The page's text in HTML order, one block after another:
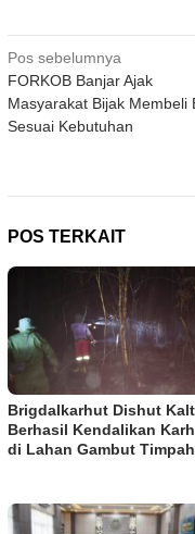
Navigasi
pos
Pos sebelumnya
FORKOB Banjar Ajak
Masyarakat Bijak Membeli
Sesuai Kebutuhan
POS TERKAIT
Brigdalkarhut Dishut
Berhasil Kendalikan
di Lahan Gambut Timpah